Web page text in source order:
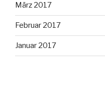
März 2017
Februar 2017
Januar 2017